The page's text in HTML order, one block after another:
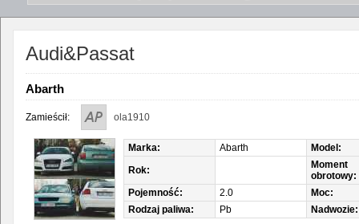
Audi&Passat
Abarth
Zamieścił: ola1910
Marka: Abarth
Model:
Rok:
Moment
obrotowy:
Pojemność:
2.0
Moc:
Rodzaj paliwa:
Pb Nadwozie: